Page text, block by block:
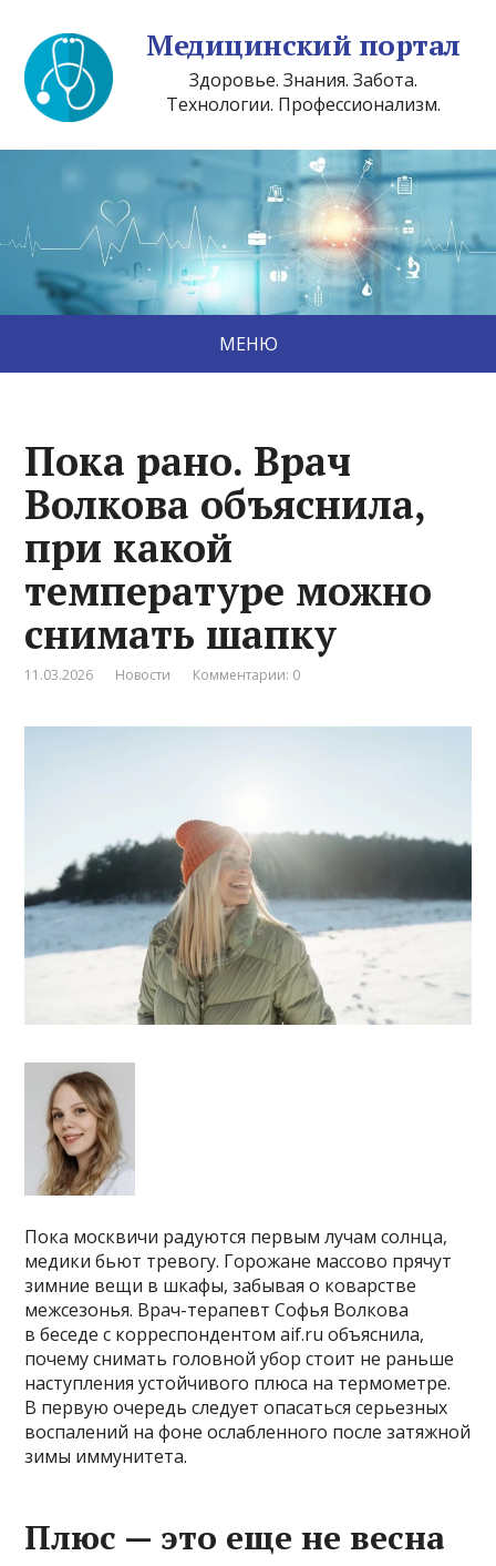
Медицинский портал
Здоровье. Знания. Забота.
Технологии. Профессионализм.
МЕНЮ
Пока рано. Врач
Волкова объяснила,
при какой
температуре можно
снимать шапку
11.03.2026 Новости Комментарии: 0
Пока москвичи радуются первым лучам солнца,
медики бьют тревогу. Горожане массово прячут
зимние вещи в шкафы, забывая о коварстве
межсезонья. Врач-терапевт Софья Волкова
в беседе с корреспондентом aif.ru объяснила,
почему снимать головной убор стоит не раньше
наступления устойчивого плюса на термометре.
В первую очередь следует опасаться серьезных
воспалений на фоне ослабленного после затяжной
зимы иммунитета.
Плюс — это еще не весна